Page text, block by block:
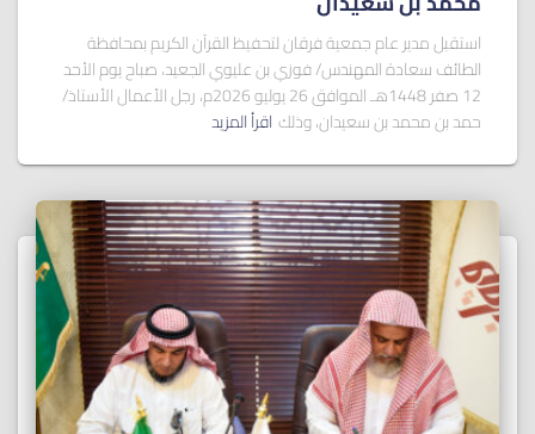
استقبل مدير عام جمعية فرقان لتحفيظ القرآن الكريم بمحافظة
الطائف سعادة المهندس/ فوزي بن عليوي الجعيد، صباح يوم الأحد
12 صفر 1448هـ الموافق 26 يوليو 2026م، رجل الأعمال الأستاذ/
حمد بن محمد بن سعيدان، وذلك اقرأ المزيد